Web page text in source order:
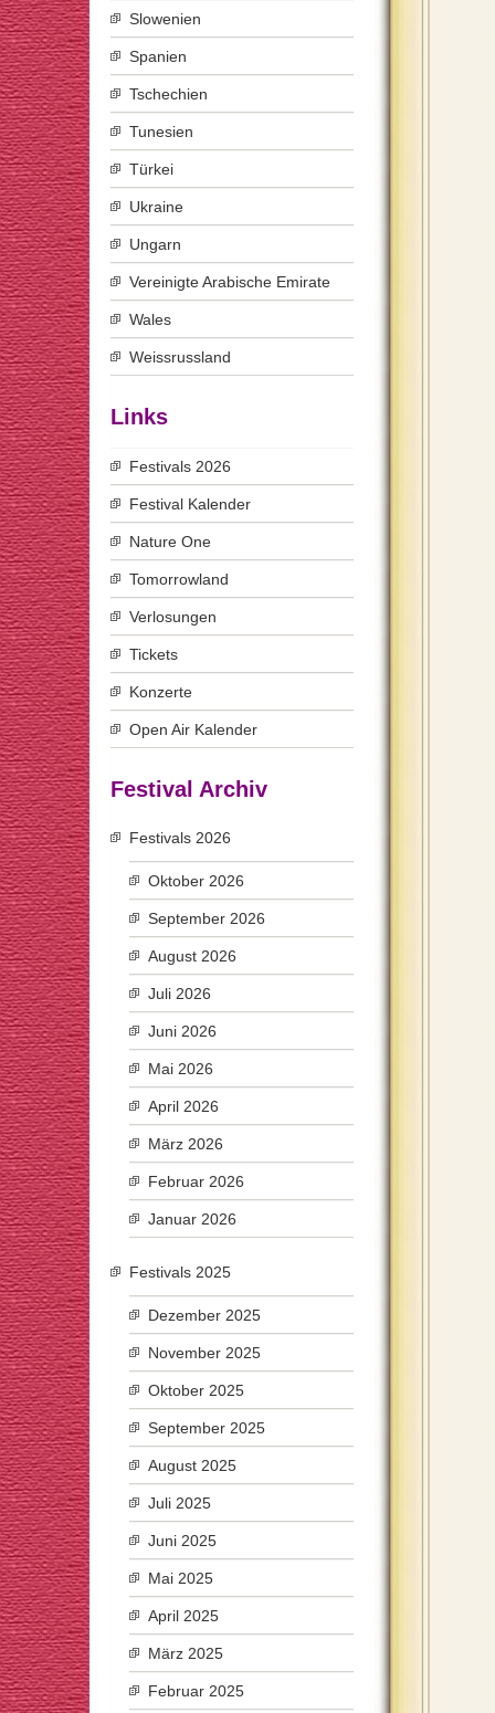
Slowenien
Spanien
Tschechien
Tunesien
Türkei
Ukraine
Ungarn
Vereinigte Arabische Emirate
Wales
Weissrussland
Links
Festivals 2026
Festival Kalender
Nature One
Tomorrowland
Verlosungen
Tickets
Konzerte
Open Air Kalender
Festival Archiv
Festivals 2026
Oktober 2026
September 2026
August 2026
Juli 2026
Juni 2026
Mai 2026
April 2026
März 2026
Februar 2026
Januar 2026
Festivals 2025
Dezember 2025
November 2025
Oktober 2025
September 2025
August 2025
Juli 2025
Juni 2025
Mai 2025
April 2025
März 2025
Februar 2025